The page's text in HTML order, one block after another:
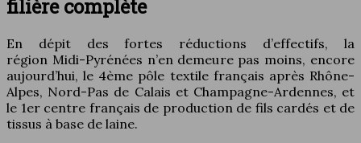
filière complète
En dépit des fortes réductions d’effectifs, la
région Midi-Pyrénées n’en demeure pas moins, encore
aujourd’hui, le 4ème pôle textile français après Rhône-
Alpes, Nord-Pas de Calais et Champagne-Ardennes, et
le 1er centre français de production de fils cardés et de
tissus à base de laine.